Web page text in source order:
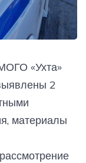
«Ухта»
2
материалы